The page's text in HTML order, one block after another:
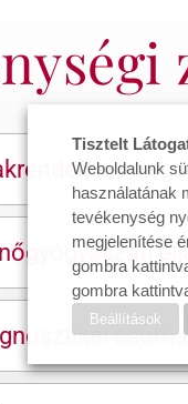
Tisztelt
Weboldalunk
használatának
tevékenység
megjelenítése
gombra
gombra
Beállítások